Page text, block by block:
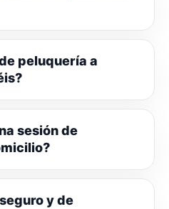
peluquería a
sesión de
y de